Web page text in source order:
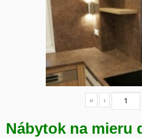
« ‹
Nábytok na mieru